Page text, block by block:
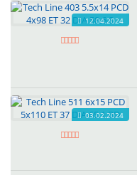
12.04.2024
03.02.2024